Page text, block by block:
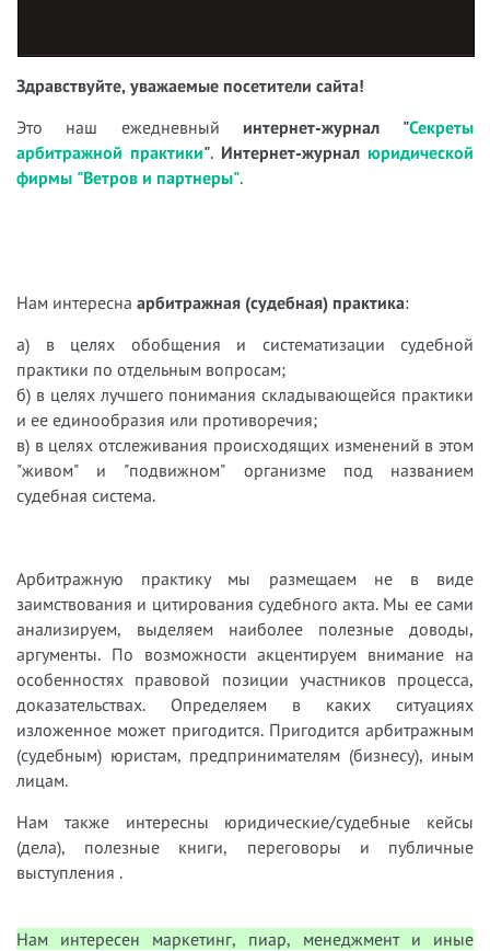
Здравствуйте, уважаемые посетители сайта!
Это наш ежедневный интернет-журнал "Секреты
арбитражной практики". Интернет-журнал юридической
фирмы "Ветров и партнеры".
Нам интересна арбитражная (судебная) практика:
а) в целях обобщения и систематизации судебной
практики по отдельным вопросам;
б) в целях лучшего понимания складывающейся практики
и ее единообразия или противоречия;
в) в целях отслеживания происходящих изменений в этом
"живом" и "подвижном" организме под названием
судебная система.
Арбитражную практику мы размещаем не в виде
заимствования и цитирования судебного акта. Мы ее сами
анализируем, выделяем наиболее полезные доводы,
аргументы. По возможности акцентируем внимание на
особенностях правовой позиции участников процесса,
доказательствах. Определяем в каких ситуациях
изложенное может пригодится. Пригодится арбитражным
(судебным) юристам, предпринимателям (бизнесу), иным
лицам.
Нам также интересны юридические/судебные кейсы
(дела), полезные книги, переговоры и публичные
выступления .
Нам интересен маркетинг, пиар, менеджмент и иные